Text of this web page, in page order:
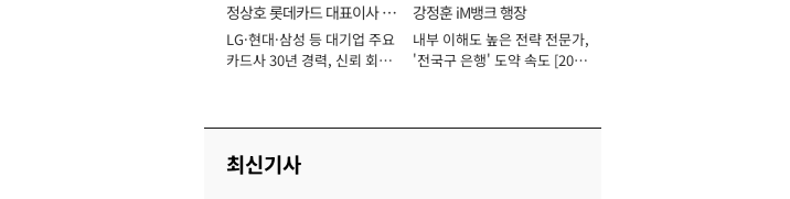
정상호 롯데카드 대표이사 사
장
LG·현대·삼성 등 대기업 주요
카드사 30년 경력, 신뢰 회복
강정훈 iM뱅크 행장
내부 이해도 높은 전략 전문가,
'전국구 은행' 도약 속도 [2026
최신기사